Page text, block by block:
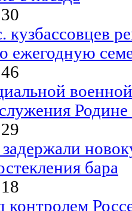
кузбассовцев
ежегодную
Родине
бара
контролем